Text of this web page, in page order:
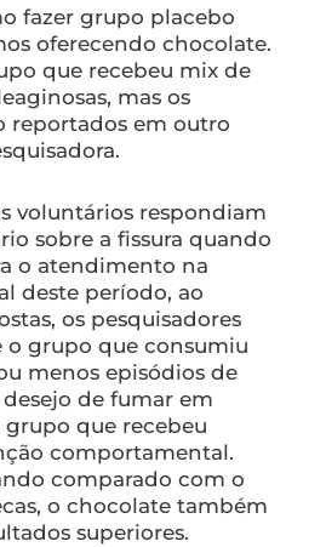
fazer grupo placebo
oferecendo chocolate.
que recebeu mix de
mas os
reportados em outro
voluntários respondiam
sobre a fissura quando
o atendimento na
deste período, ao
os pesquisadores
o grupo que consumiu
menos episódios de
de fumar em
que recebeu
comportamental.
comparado com o
o chocolate também
superiores.